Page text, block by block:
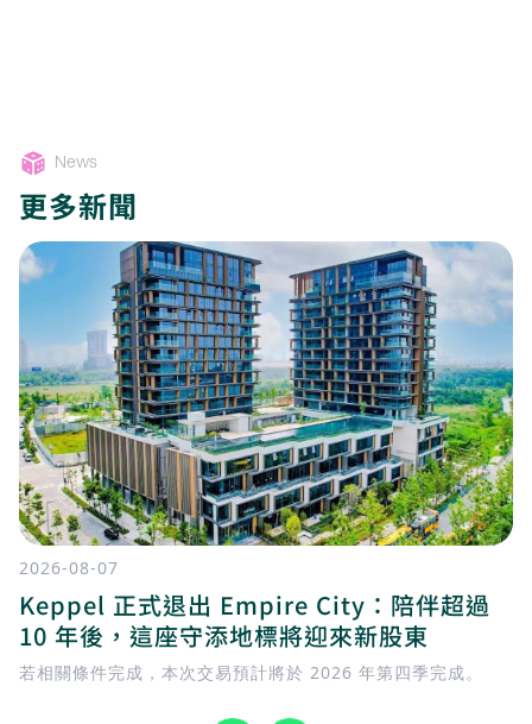
News
更多新聞
2026-08-07
Keppel 正式退出 Empire City：陪伴超過
10 年後，這座守添地標將迎來新股東
若相關條件完成，本次交易預計將於 2026 年第四季完成。